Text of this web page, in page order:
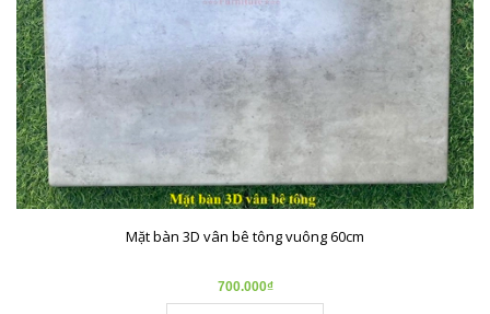
Mặt bàn 3D vân bê tông vuông 60cm
700.000₫